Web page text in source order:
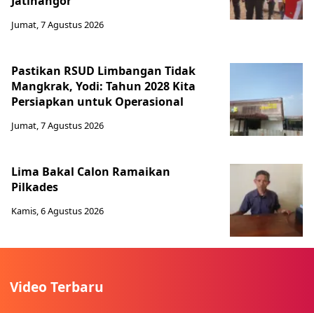
Jumat, 7 Agustus 2026
Pastikan RSUD Limbangan Tidak
Mangkrak, Yodi: Tahun 2028 Kita
Persiapkan untuk Operasional
Jumat, 7 Agustus 2026
Lima Bakal Calon Ramaikan
Pilkades
Kamis, 6 Agustus 2026
Video Terbaru